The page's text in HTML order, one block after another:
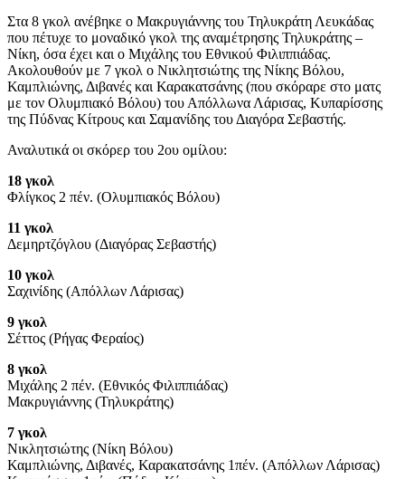
Στα 8 γκολ ανέβηκε ο Μακρυγιάννης του Τηλυκράτη Λευκάδας
που πέτυχε το μοναδικό γκολ της αναμέτρησης Τηλυκράτης –
Νίκη, όσα έχει και ο Μιχάλης του Εθνικού Φιλιππιάδας.
Ακολουθούν με 7 γκολ ο Νικλητσιώτης της Νίκης Βόλου,
Καμπλιώνης, Διβανές και Καρακατσάνης (που σκόραρε στο ματς
με τον Ολυμπιακό Βόλου) του Απόλλωνα Λάρισας, Κυπαρίσσης
της Πύδνας Κίτρους και Σαμανίδης του Διαγόρα Σεβαστής.
Αναλυτικά οι σκόρερ του 2ου ομίλου:
18 γκολ
Φλίγκος 2 πέν. (Ολυμπιακός Βόλου)
11 γκολ
Δεμηρτζόγλου (Διαγόρας Σεβαστής)
10 γκολ
Σαχινίδης (Απόλλων Λάρισας)
9 γκολ
Σέττος (Ρήγας Φεραίος)
8 γκολ
Μιχάλης 2 πέν. (Εθνικός Φιλιππιάδας)
Μακρυγιάννης (Τηλυκράτης)
7 γκολ
Νικλητσιώτης (Νίκη Βόλου)
Καμπλιώνης, Διβανές, Καρακατσάνης 1πέν. (Απόλλων Λάρισας)